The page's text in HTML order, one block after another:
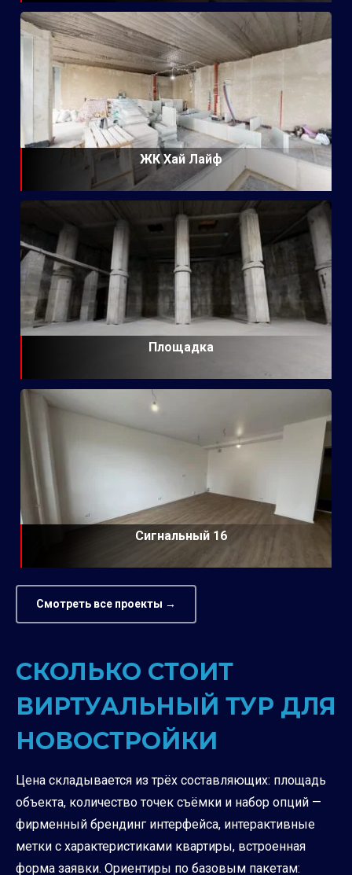
ЖК Хай Лайф
Площадка
Сигнальный 16
Смотреть все проекты →
СКОЛЬКО СТОИТ
ВИРТУАЛЬНЫЙ ТУР ДЛЯ
НОВОСТРОЙКИ
Цена складывается из трёх составляющих: площадь
объекта, количество точек съёмки и набор опций —
фирменный брендинг интерфейса, интерактивные
метки с характеристиками квартиры, встроенная
форма заявки. Ориентиры по базовым пакетам: